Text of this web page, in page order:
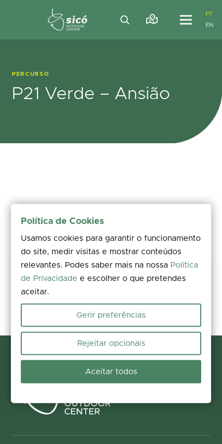
PT
EN
PERCURSO
P21 Verde – Ansião
Mantém este percurso seguro
terreno? Reporta a ocorrência em poucos segundos e ajuda-nos a
corrigi-la.
Política de Cookies
Usamos cookies para garantir o funcionamento
do site, medir visitas e mostrar conteúdos
relevantes. Podes saber mais na nossa Política
de Privacidade e escolher o que pretendes
aceitar.
Gerir preferências
Rejeitar opcionais
Aceitar todos